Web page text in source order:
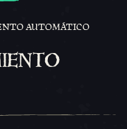
AUTOMÁTICO